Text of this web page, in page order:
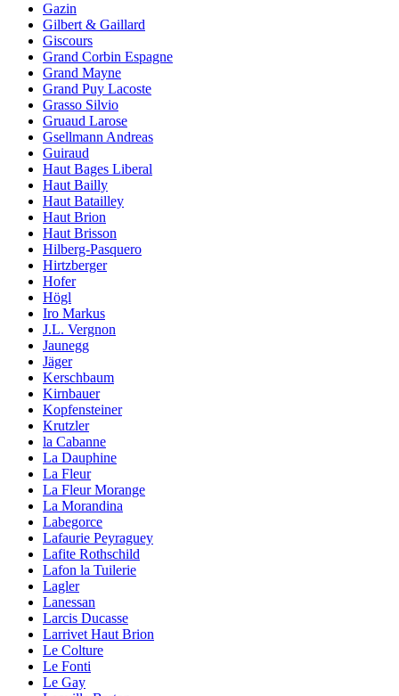
Gazin
Gilbert & Gaillard
Giscours
Grand Corbin Espagne
Grand Mayne
Grand Puy Lacoste
Grasso Silvio
Gruaud Larose
Gsellmann Andreas
Guiraud
Haut Bages Liberal
Haut Bailly
Haut Batailley
Haut Brion
Haut Brisson
Hilberg-Pasquero
Hirtzberger
Hofer
Högl
Iro Markus
J.L. Vergnon
Jaunegg
Jäger
Kerschbaum
Kirnbauer
Kopfensteiner
Krutzler
la Cabanne
La Dauphine
La Fleur
La Fleur Morange
La Morandina
Labegorce
Lafaurie Peyraguey
Lafite Rothschild
Lafon la Tuilerie
Lagler
Lanessan
Larcis Ducasse
Larrivet Haut Brion
Le Colture
Le Fonti
Le Gay